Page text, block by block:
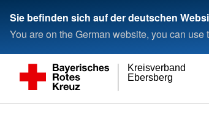
Sie befinden sich auf der deutschen
You are on the German website, you can
Ebersberg
Kreisverband